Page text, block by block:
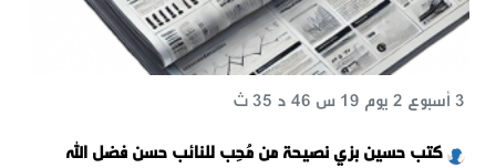
كتب حسين بزي نصيحة من مُحِب للنائب حسن فضل الله
3 أسبوع 2 يوم 19 س 46 د 35 ث